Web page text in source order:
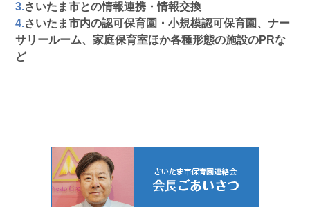
3.さいたま市との情報連携・情報交換
4.さいたま市内の認可保育園・小規模認可保育園、ナー
サリールーム、家庭保育室ほか各種形態の施設のPRな
ど